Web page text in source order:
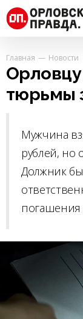
Главная Новости
Орловцу
тюрьмы
Мужчина
рублей, но
Должник
погашения